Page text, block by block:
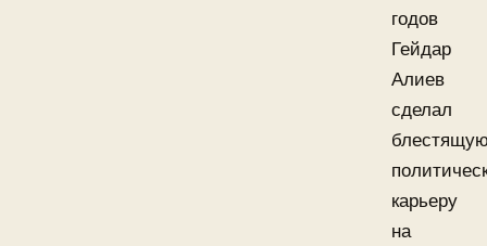
годов
Гейдар
Алиев
сделал
карьеру
на